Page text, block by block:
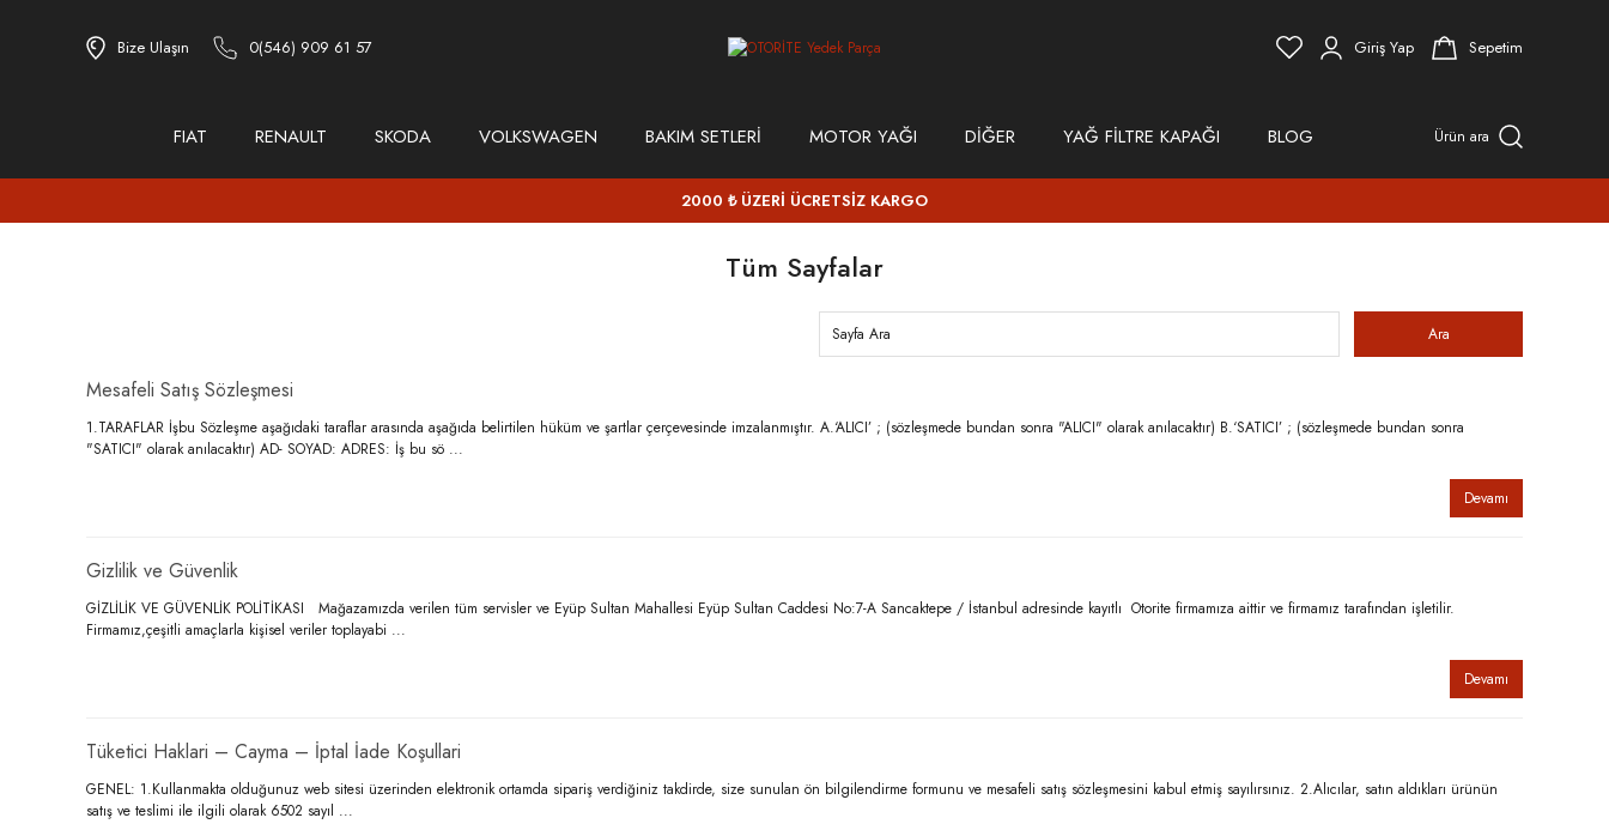
Bize Ulaşın 0(546) 909 61 57 Giriş Yap Sepetim
FIAT RENAULT SKODA VOLKSWAGEN BAKIM SETLERİ MOTOR YAĞI DİĞER YAĞ FİLTRE KAPAĞI BLOG Ürün ara
2000 ₺ ÜZERİ ÜCRETSİZ KARGO
Tüm Sayfalar
Mesafeli Satış Sözleşmesi
1.TARAFLAR İşbu Sözleşme aşağıdaki taraflar arasında aşağıda belirtilen hüküm ve şartlar çerçevesinde imzalanmıştır. A.‘ALICI’ ; (sözleşmede bundan sonra "ALICI" olarak anılacaktır) B.‘SATICI’ ; (sözleşmede bundan sonra
"SATICI" olarak anılacaktır) AD- SOYAD: ADRES: İş bu sö ...
Devamı
Gizlilik ve Güvenlik
GİZLİLİK VE GÜVENLİK POLİTİKASI Mağazamızda verilen tüm servisler ve Eyüp Sultan Mahallesi Eyüp Sultan Caddesi No:7-A Sancaktepe / İstanbul adresinde kayıtlı Otorite firmamıza aittir ve firmamız tarafından işletilir.
Firmamız,çeşitli amaçlarla kişisel veriler toplayabi ...
Devamı
Tüketici Haklari – Cayma – İptal İade Koşullari
GENEL: 1.Kullanmakta olduğunuz web sitesi üzerinden elektronik ortamda sipariş verdiğiniz takdirde, size sunulan ön bilgilendirme formunu ve mesafeli satış sözleşmesini kabul etmiş sayılırsınız. 2.Alıcılar, satın aldıkları ürünün
satış ve teslimi ile ilgili olarak 6502 sayıl ...